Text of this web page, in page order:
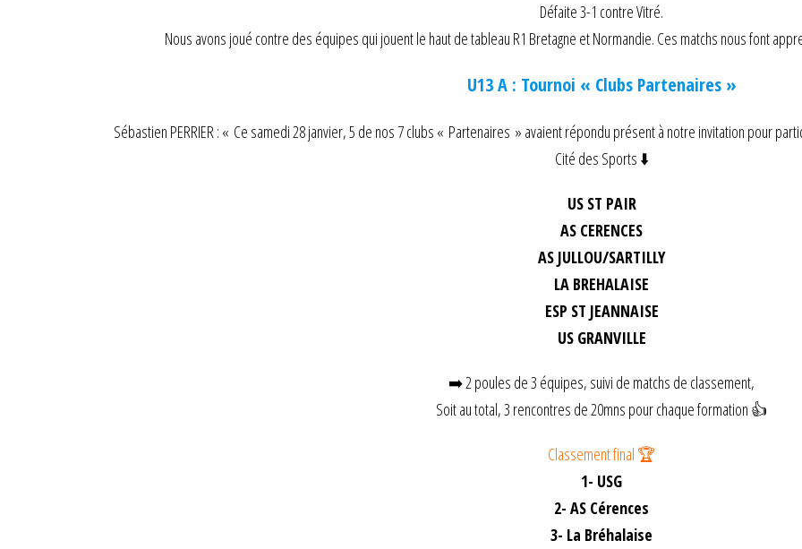
Défaite 3-1 contre Vitré.
Nous avons joué contre des équipes qui jouent le haut de tableau R1 Bretagne et Normandie. Ces matchs nous font
U13 A : Tournoi « Clubs Partenaires »
Sébastien PERRIER : « Ce samedi 28 janvier, 5 de nos 7 clubs « Partenaires » avaient répondu présent à notre invitation pour
Cité des Sports ⬇️
US ST PAIR
AS CERENCES
AS JULLOU/SARTILLY
LA BREHALAISE
ESP ST JEANNAISE
US GRANVILLE
➡️ 2 poules de 3 équipes, suivi de matchs de classement,
Soit au total, 3 rencontres de 20mns pour chaque formation 👍
Classement final 🏆
1- USG
2- AS Cérences
3- La Bréhalaise